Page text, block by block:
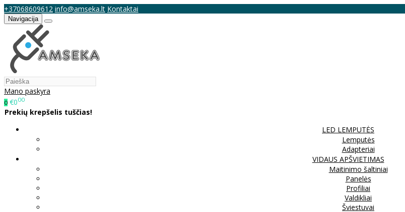
+37068609612 info@amseka.lt Kontaktai
Navigacija
Mano paskyra
0 €000
Prekių krepšelis tuščias!
LED LEMPUTĖS
Lemputės
Adapteriai
VIDAUS APŠVIETIMAS
Maitinimo šaltiniai
Panelės
Profiliai
Valdikliai
Šviestuvai